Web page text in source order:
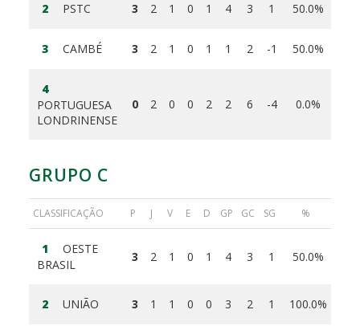
2 PSTC 3 2 1 0 1 4 3 1 50.0%
3 CAMBÉ 3 2 1 0 1 1 2 -1 50.0%
4
PORTUGUESA
LONDRINENSE
0 2 0 0 2 2 6 -4 0.0%
GRUPO C
CLASSIFICAÇÃO P J V E D GP GC SG %
1
OESTE
BRASIL
3 2 1 0 1 4 3 1 50.0%
2 UNIÃO 3 1 1 0 0 3 2 1 100.0%